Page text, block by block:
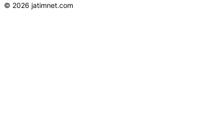
© 2026 jatimnet.com